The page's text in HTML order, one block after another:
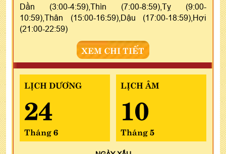
Dần (3:00-4:59),Thìn (7:00-8:59),Tỵ (9:00-
10:59),Thân (15:00-16:59),Dậu (17:00-18:59),Hợi
(21:00-22:59)
XEM CHI TIẾT
LỊCH DƯƠNG
24
Tháng 6
LỊCH ÂM
10
Tháng 5